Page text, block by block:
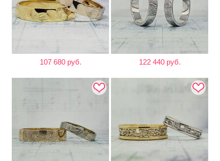
107 680 руб. 122 440 руб.